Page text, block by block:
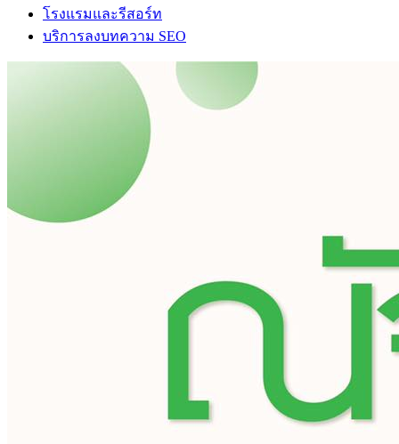
โรงแรมและรีสอร์ท
บริการลงบทความ SEO